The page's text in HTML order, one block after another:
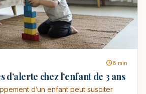
8 min
d’alerte chez l’enfant de 3 ans
d’un enfant peut susciter